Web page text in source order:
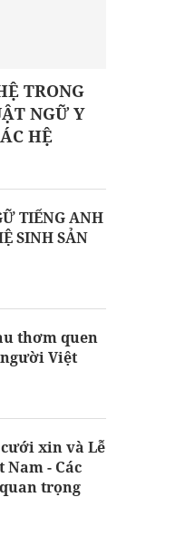
TRONG
NGỮ Y
HỆ
TIẾNG ANH
SINH SẢN
thơm quen
Việt
xin và Lễ
- Các
trọng